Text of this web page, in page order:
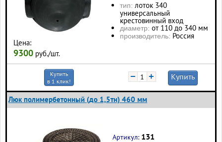
Цена:
9300 руб./шт.
тип: лоток 340
универсальный
крестовинный вход
диаметр: от 110 до 340 мм
производитель: Россия
Купить
в 1 клик!
− + Купить
Люк полимербетонный (до 1,5тн) 460 мм
Артикул: 131